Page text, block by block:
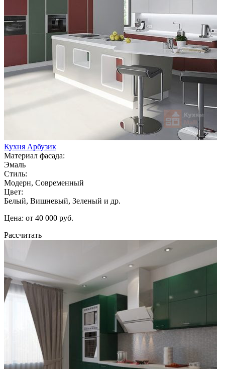
Кухня Арбузик
Материал фасада:
Эмаль
Стиль:
Модерн, Современный
Цвет:
Белый, Вишневый, Зеленый и др.
Цена: от 40 000 руб.
Рассчитать